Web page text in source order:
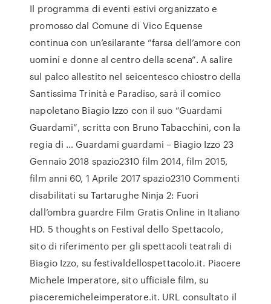
Il programma di eventi estivi organizzato e
promosso dal Comune di Vico Equense
continua con un’esilarante “farsa dell’amore con
uomini e donne al centro della scena”. A salire
sul palco allestito nel seicentesco chiostro della
Santissima Trinità e Paradiso, sarà il comico
napoletano Biagio Izzo con il suo “Guardami
Guardami”, scritta con Bruno Tabacchini, con la
regia di … Guardami guardami – Biagio Izzo 23
Gennaio 2018 spazio2310 film 2014, film 2015,
film anni 60, 1 Aprile 2017 spazio2310 Commenti
disabilitati su Tartarughe Ninja 2: Fuori
dall’ombra guardre Film Gratis Online in Italiano
HD. 5 thoughts on Festival dello Spettacolo,
sito di riferimento per gli spettacoli teatrali di
Biagio Izzo, su festivaldellospettacolo.it. Piacere
Michele Imperatore, sito ufficiale film, su
piaceremicheleimperatore.it. URL consultato il